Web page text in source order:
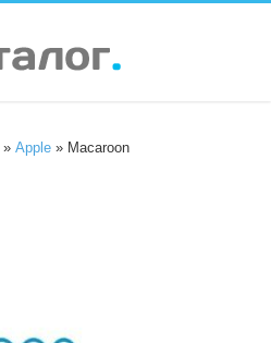
»Apple » Macaroon